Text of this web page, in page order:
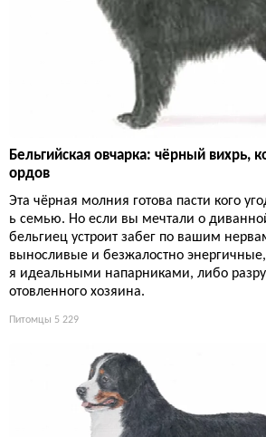
Бельгийская овчарка: чёрный вихрь,
ордов
Эта чёрная молния готова пасти кого
ь семью. Но если вы мечтали о диванной
бельгиец устроит забег по вашим
выносливые и безжалостно
я идеальными напарниками, либо
отовленного хозяина.
Питомцы 5 229